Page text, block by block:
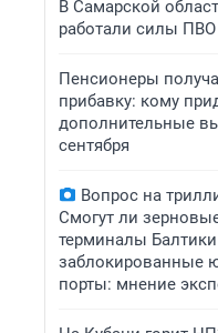
В Самарской
работали силы ПВО
Пенсионеры
прибавку: кому
дополнительные
сентября
Вопрос на
Смогут ли
терминалы
заблокированные
порты: мнение